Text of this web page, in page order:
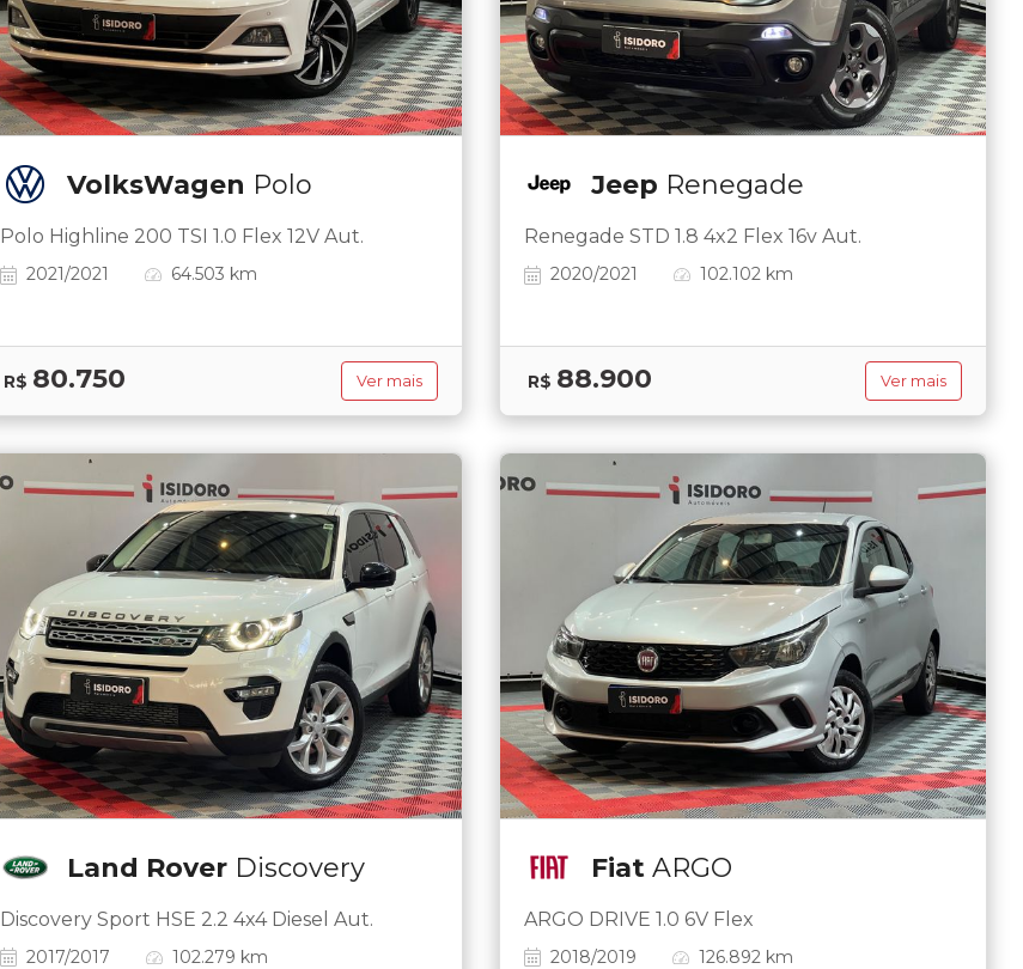
VolksWagen Polo
Polo Highline 200 TSI 1.0 Flex 12V Aut.
2021/2021 64.503 km
R$ 80.750 Ver mais
Jeep Renegade
Renegade STD 1.8 4x2 Flex 16v Aut.
2020/2021 102.102 km
R$ 88.900 Ver mais
Land Rover Discovery
Discovery Sport HSE 2.2 4x4 Diesel Aut.
2017/2017 102.279 km
Fiat ARGO
ARGO DRIVE 1.0 6V Flex
2018/2019 126.892 km